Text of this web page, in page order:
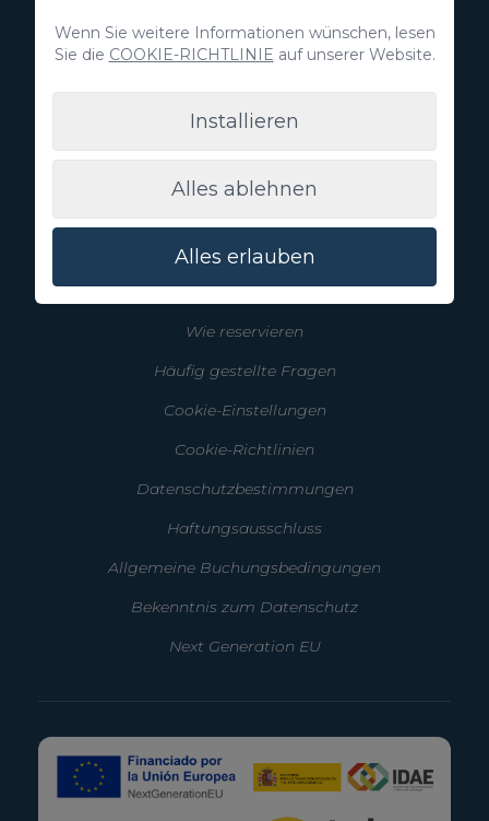
Villa Gran Canaria
Blog
Erlebnisse
Hilfe
Wie reservieren
Häufig gestellte Fragen
Cookie-Einstellungen
Cookie-Richtlinien
Datenschutzbestimmungen
Haftungsausschluss
Allgemeine Buchungsbedingungen
Bekenntnis zum Datenschutz
Next Generation EU
Wenn Sie weitere Informationen wünschen, lesen
Sie die COOKIE-RICHTLINIE auf unserer Website.
Installieren
Alles ablehnen
Alles erlauben